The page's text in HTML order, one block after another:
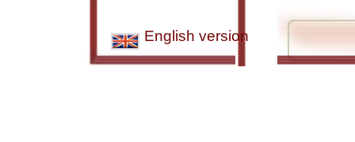
English version